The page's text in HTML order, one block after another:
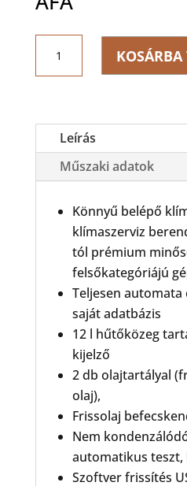
ArcticPRO
ACX410
berendezés
mennyiség
KOSÁRBA
Leírás
Műszaki adatok
Könnyű belépő
klímaszerviz
tól prémium
felsőkategóriájú
Teljesen automata
saját adatbázis
12 l hűtőközeg
kijelző
2 db olajtartályal
olaj),
Frissolaj
Nem
automatikus teszt,
Szoftver frissítés